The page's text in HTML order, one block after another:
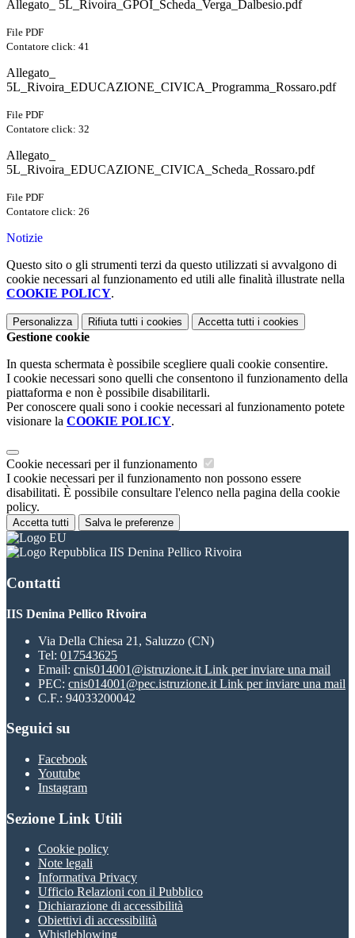
Allegato_ 5L_Rivoira_GPOI_Scheda_Verga_Dalbesio.pdf
File PDF
Contatore click: 41
Allegato_
5L_Rivoira_EDUCAZIONE_CIVICA_Programma_Rossaro.pdf
File PDF
Contatore click: 32
Allegato_
5L_Rivoira_EDUCAZIONE_CIVICA_Scheda_Rossaro.pdf
File PDF
Contatore click: 26
Notizie
Questo sito o gli strumenti terzi da questo utilizzati si avvalgono di
cookie necessari al funzionamento ed utili alle finalità illustrate nella
COOKIE POLICY.
Personalizza Rifiuta tutti i cookies Accetta tutti i cookies
Gestione cookie
In questa schermata è possibile scegliere quali cookie consentire.
I cookie necessari sono quelli che consentono il funzionamento della
piattaforma e non è possibile disabilitarli.
Per conoscere quali sono i cookie necessari al funzionamento potete
visionare la COOKIE POLICY.
Cookie necessari per il funzionamento
I cookie necessari per il funzionamento non possono essere
disabilitati. È possibile consultare l'elenco nella pagina della cookie
policy.
Accetta tutti Salva le preferenze
IIS Denina Pellico Rivoira
Contatti
IIS Denina Pellico Rivoira
Via Della Chiesa 21, Saluzzo (CN)
Tel: 017543625
Email: cnis014001@istruzione.it Link per inviare una mail
PEC: cnis014001@pec.istruzione.it Link per inviare una mail
C.F.: 94033200042
Seguici su
Facebook
Youtube
Instagram
Sezione Link Utili
Cookie policy
Note legali
Informativa Privacy
Ufficio Relazioni con il Pubblico
Dichiarazione di accessibilità
Obiettivi di accessibilità
Whistleblowing